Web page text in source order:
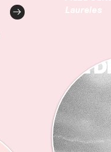
Laureles